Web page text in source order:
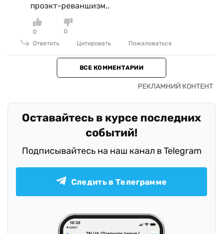
проэкт-реваншизм..
0
0
Ответить
Цитировать Пожаловаться
ВСЕ КОММЕНТАРИИ
Оставайтесь в курсе последних
событий!
Подписывайтесь на наш канал в Telegram
Следить в Телеграмме